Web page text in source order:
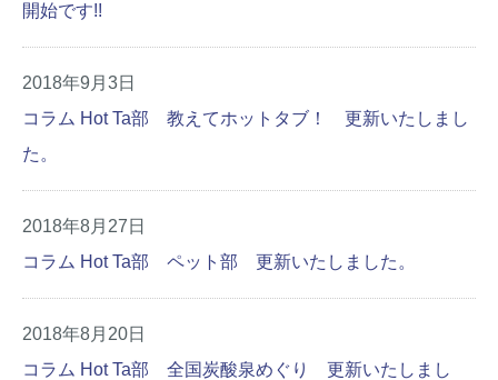
開始です!!
2018年9月3日
コラム Hot Ta部 教えてホットタブ！ 更新いたしまし
た。
2018年8月27日
コラム Hot Ta部 ペット部 更新いたしました。
2018年8月20日
コラム Hot Ta部 全国炭酸泉めぐり 更新いたしまし